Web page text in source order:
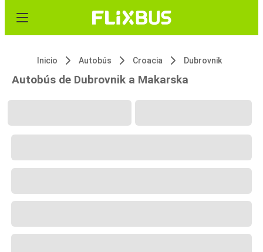
Inicio Autobús Croacia Dubrovnik
Autobús de Dubrovnik a Makarska